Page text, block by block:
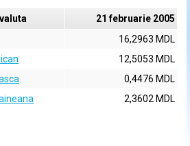
21 februarie 2005
16,2963 MDL
12,5053 MDL
0,4476 MDL
2,3602 MDL